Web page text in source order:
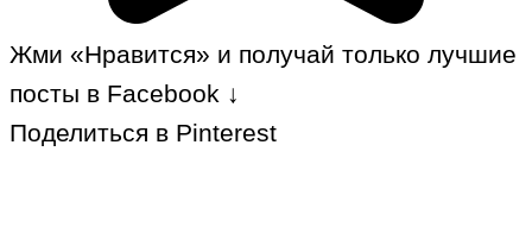
Жми «Нравится» и получай только лучшие
посты в Facebook ↓
Поделиться в Pinterest